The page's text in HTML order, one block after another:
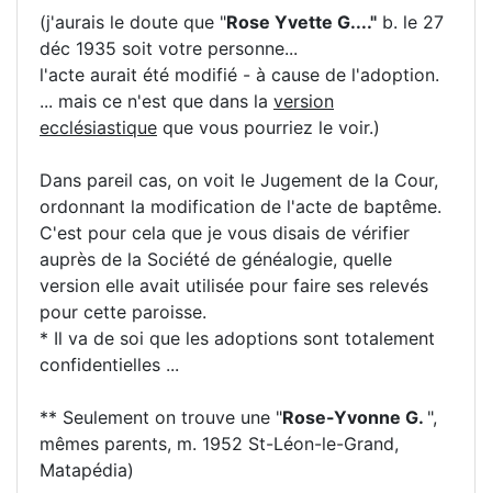
(j'aurais le doute que "Rose Yvette G...." b. le 27
déc 1935 soit votre personne...
l'acte aurait été modifié - à cause de l'adoption.
... mais ce n'est que dans la version
ecclésiastique que vous pourriez le voir.)
Dans pareil cas, on voit le Jugement de la Cour,
ordonnant la modification de l'acte de baptême.
C'est pour cela que je vous disais de vérifier
auprès de la Société de généalogie, quelle
version elle avait utilisée pour faire ses relevés
pour cette paroisse.
* Il va de soi que les adoptions sont totalement
confidentielles ...
** Seulement on trouve une "Rose-Yvonne G. ",
mêmes parents, m. 1952 St-Léon-le-Grand,
Matapédia)